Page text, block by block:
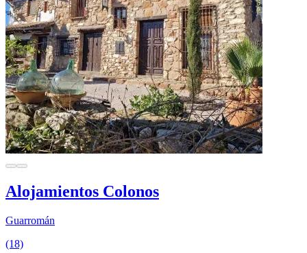
Alojamientos Colonos
Guarromán
(18)